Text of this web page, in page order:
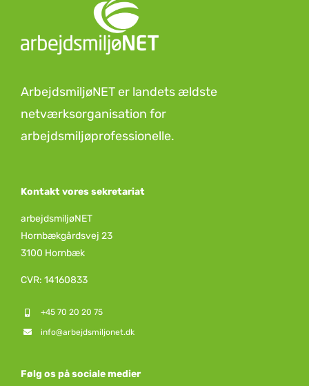
ArbejdsmiljøNET er landets ældste
netværksorganisation for
arbejdsmiljøprofessionelle.
Kontakt vores sekretariat
arbejdsmiljøNET
Hornbækgårdsvej 23
3100 Hornbæk
CVR: 14160833
+45 70 20 20 75
info@arbejdsmiljonet.dk
Følg os på sociale medier